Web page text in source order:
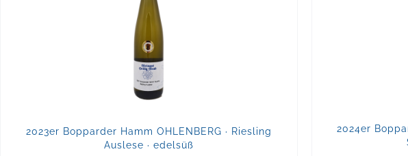
2023er Bopparder Hamm OHLENBERG · Riesling
Auslese · edelsüß
2024er